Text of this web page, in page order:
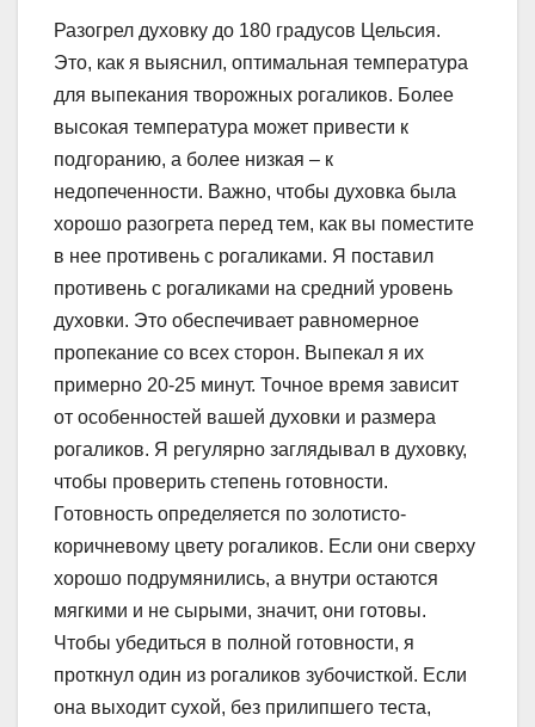
Разогрел духовку до 180 градусов Цельсия.
Это, как я выяснил, оптимальная температура
для выпекания творожных рогаликов. Более
высокая температура может привести к
подгоранию, а более низкая – к
недопеченности. Важно, чтобы духовка была
хорошо разогрета перед тем, как вы поместите
в нее противень с рогаликами. Я поставил
противень с рогаликами на средний уровень
духовки. Это обеспечивает равномерное
пропекание со всех сторон. Выпекал я их
примерно 20-25 минут. Точное время зависит
от особенностей вашей духовки и размера
рогаликов. Я регулярно заглядывал в духовку,
чтобы проверить степень готовности.
Готовность определяется по золотисто-
коричневому цвету рогаликов. Если они сверху
хорошо подрумянились, а внутри остаются
мягкими и не сырыми, значит, они готовы.
Чтобы убедиться в полной готовности, я
проткнул один из рогаликов зубочисткой. Если
она выходит сухой, без прилипшего теста,